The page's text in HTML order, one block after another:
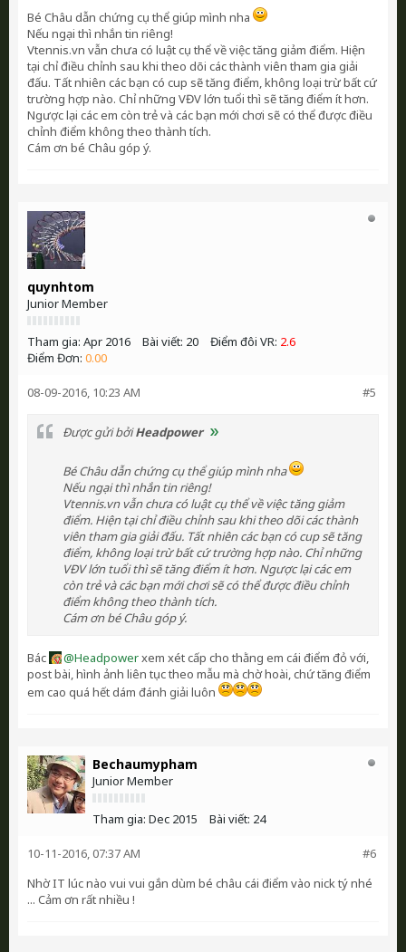
Bé Châu dẫn chứng cụ thể giúp mình nha
Nếu ngại thì nhắn tin riêng!
Vtennis.vn vẫn chưa có luật cụ thể về việc tăng giảm điểm. Hiện
tại chỉ điều chỉnh sau khi theo dõi các thành viên tham gia giải
đấu. Tất nhiên các bạn có cup sẽ tăng điểm, không loại trừ bất cứ
trường hợp nào. Chỉ những VĐV lớn tuổi thì sẽ tăng điểm ít hơn.
Ngược lại các em còn trẻ và các bạn mới chơi sẽ có thể được điều
chỉnh điểm không theo thành tích.
Cám ơn bé Châu góp ý.
quynhtom
Junior Member
Tham gia: Apr 2016 Bài viết: 20 Điểm đôi VR: 2.6
Điểm Đơn: 0.00
#5
08-09-2016, 10:23 AM
Được gửi bởiHeadpower
Bé Châu dẫn chứng cụ thể giúp mình nha
Nếu ngại thì nhắn tin riêng!
Vtennis.vn vẫn chưa có luật cụ thể về việc tăng giảm
điểm. Hiện tại chỉ điều chỉnh sau khi theo dõi các thành
viên tham gia giải đấu. Tất nhiên các bạn có cup sẽ tăng
điểm, không loại trừ bất cứ trường hợp nào. Chỉ những
VĐV lớn tuổi thì sẽ tăng điểm ít hơn. Ngược lại các em
còn trẻ và các bạn mới chơi sẽ có thể được điều chỉnh
điểm không theo thành tích.
Cám ơn bé Châu góp ý.
Bác Headpowerxem xét cấp cho thằng em cái điểm đỏ với,
post bài, hình ảnh liên tục theo mẫu mà chờ hoài, chứ tăng điểm
em cao quá hết dám đánh giải luôn
Bechaumypham
Junior Member
Tham gia: Dec 2015 Bài viết: 24
#6
10-11-2016, 07:37 AM
Nhờ IT lúc nào vui vui gắn dùm bé châu cái điểm vào nick tý nhé
... Cảm ơn rất nhiều !